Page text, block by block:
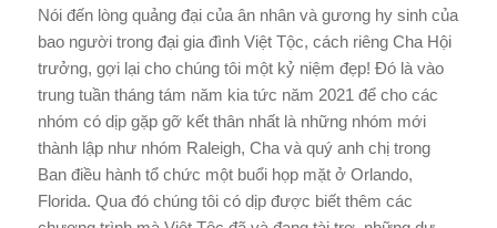
Nói đến lòng quảng đại của ân nhân và gương hy sinh của
bao người trong đại gia đình Việt Tộc, cách riêng Cha Hội
trưởng, gợi lại cho chúng tôi một kỷ niệm đẹp! Đó là vào
trung tuần tháng tám năm kia tức năm 2021 để cho các
nhóm có dịp gặp gỡ kết thân nhất là những nhóm mới
thành lập như nhóm Raleigh, Cha và quý anh chị trong
Ban điều hành tổ chức một buổi họp mặt ở Orlando,
Florida. Qua đó chúng tôi có dịp được biết thêm các